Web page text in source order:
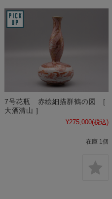
7号花瓶 赤絵細描群鶴の図 [
大酒清山 ]
¥275,000(税込)
在庫 1個